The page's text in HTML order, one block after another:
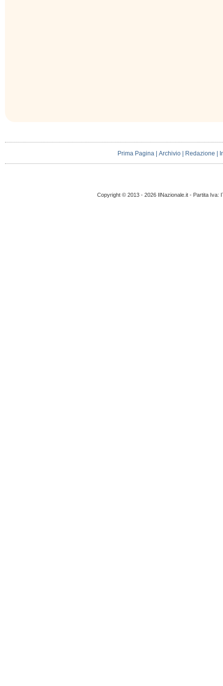
Prima Pagina |Archivio | Redazione |
Copyright © 2013 - 2026 IlNazionale.it - Partita Iva: